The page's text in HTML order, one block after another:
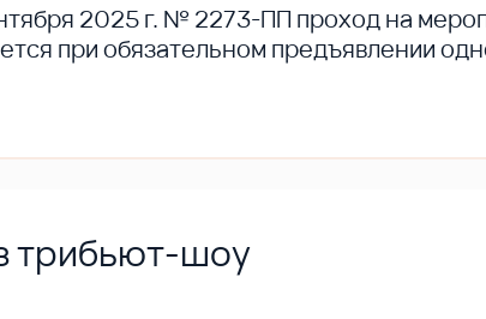
2025 г. № 2273-ПП проход на
при обязательном предъявлении
трибьют-шоу